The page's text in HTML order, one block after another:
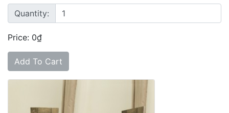
Quantity:
Price: 0₫
Add To Cart